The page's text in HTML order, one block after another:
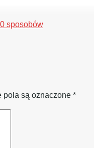
sposobów
pola są oznaczone *